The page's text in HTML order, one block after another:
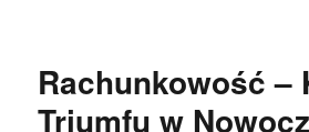
Rachunkowość –
Triumfu w